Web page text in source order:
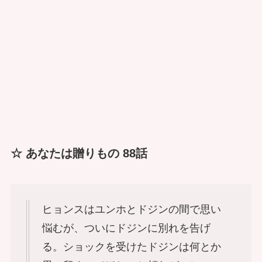
☆ あなたは贈りもの 88話
ヒョンスはユンホとドジンの間で思い
悩むが、ついにドジンに別れを告げ
る。ショックを受けたドジンは何とか